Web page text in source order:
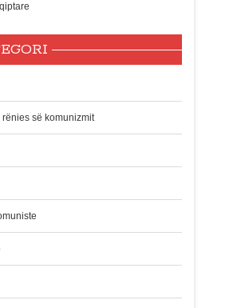
rënies së komunizmit